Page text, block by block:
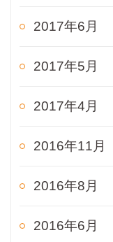
2017年6月
2017年5月
2017年4月
2016年11月
2016年8月
2016年6月